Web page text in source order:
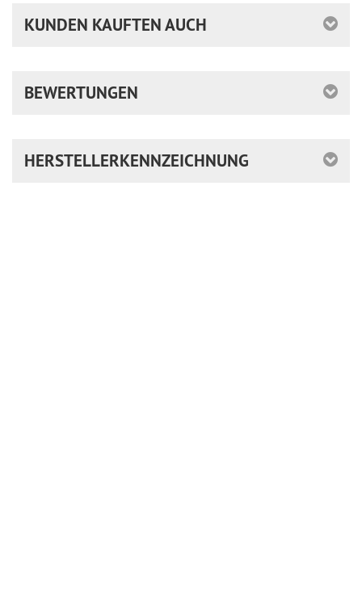
KUNDEN KAUFTEN AUCH
BEWERTUNGEN
HERSTELLERKENNZEICHNUNG